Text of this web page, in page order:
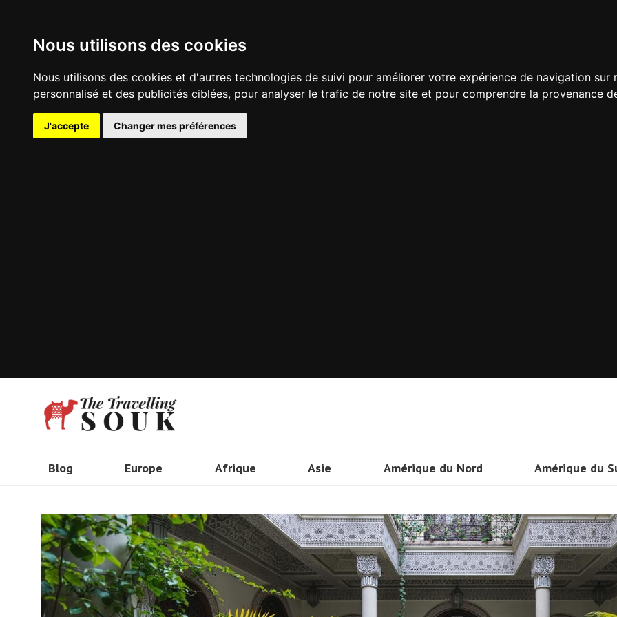
Nous utilisons des cookies
Nous utilisons des cookies et d'autres technologies de suivi pour améliorer votre expérience de navigation
personnalisé et des publicités ciblées, pour analyser le trafic de notre site et pour comprendre la provenance
J'accepte Changer mes préférences
Blog Europe
Pays-Bas
Italie
France
Espagne
Afrique
Ethiopie
Maroc
Algérie
Tanzanie
Asie
Vietnam
Taiwan
Inde
Myanmar (Ex-Birmanie)
Amérique du Nord
Mexique
Canada
Costa Rica
Cuba
Amérique du
Pérou
Colombie
Argentine
Bolivie